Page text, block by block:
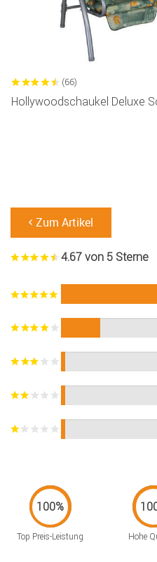
(66)
Hollywoodschaukel Deluxe
Zum Artikel
4.67 von 5 Sterne
Top Preis-Leistung Hohe